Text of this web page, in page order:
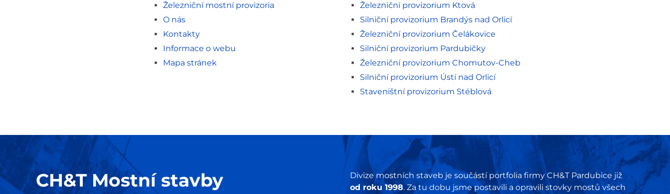
Železniční mostní provizoria
O nás
Kontakty
Informace o webu
Mapa stránek
Železniční provizorium Ktová
Silniční provizorium Brandýs nad Orlicí
Železniční provizorium Čelákovice
Silniční provizorium Pardubičky
Železniční provizorium Chomutov-Cheb
Silniční provizorium Ústí nad Orlicí
Staveništní provizorium Stéblová
CH&T Mostní stavby
Divize mostních staveb je součástí portfolia firmy CH&T Pardubice již
od roku 1998. Za tu dobu jsme postavili a opravili stovky mostů všech